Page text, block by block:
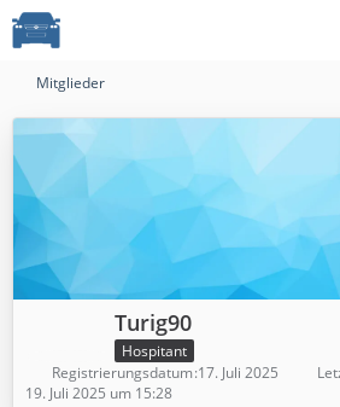
Mitglieder
Turig90
Hospitant
Registrierungsdatum 17. Juli 2025
19. Juli 2025 um 15:28